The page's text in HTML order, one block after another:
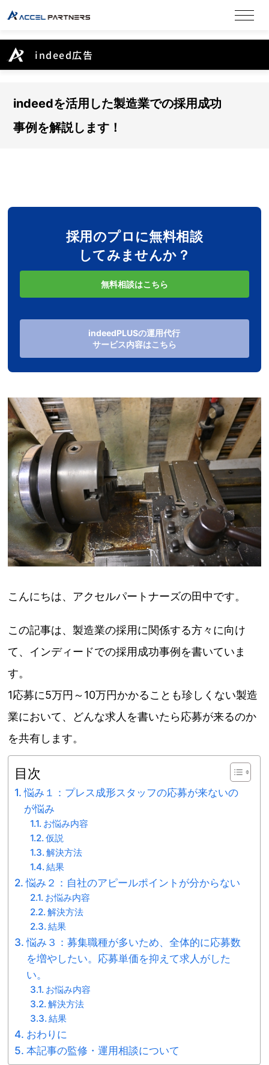
indeed広告
indeedを活用した製造業での採用成功
事例を解説します！
採用のプロに無料相談
してみませんか？
無料相談はこちら
indeedPLUSの運用代行
サービス内容はこちら
こんにちは、アクセルパートナーズの田中です。
この記事は、製造業の採用に関係する方々に向け
て、インディードでの採用成功事例を書いていま
す。
1応募に5万円～10万円かかることも珍しくない製造
業において、どんな求人を書いたら応募が来るのか
を共有します。
目次
悩み１：プレス成形スタッフの応募が来ないの
が悩み
お悩み内容
仮説
解決方法
結果
悩み２：自社のアピールポイントが分からない
お悩み内容
解決方法
結果
悩み３：募集職種が多いため、全体的に応募数
を増やしたい。応募単価を抑えて求人がした
い。
お悩み内容
解決方法
結果
おわりに
本記事の監修・運用相談について